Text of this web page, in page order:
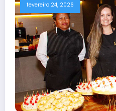
fevereiro 24, 2026